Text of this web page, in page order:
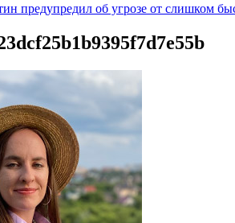
предупредил об угрозе от слишком